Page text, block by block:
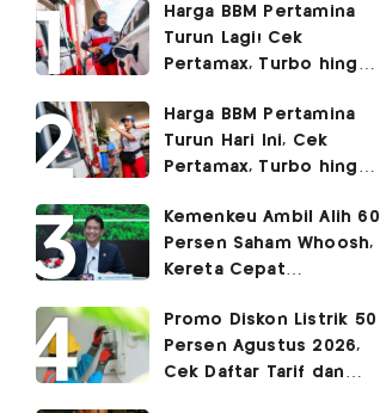
Harga BBM Pertamina
Turun Lagi! Cek
Pertamax, Turbo hingga
Agustus 2026
Harga BBM Pertamina
Turun Hari Ini, Cek
Pertamax, Turbo hingga
2026
Kemenkeu Ambil Alih 60
Persen Saham Whoosh,
Kereta Cepat
Surabaya
Promo Diskon Listrik 50
Persen Agustus 2026,
Cek Daftar Tarif dan